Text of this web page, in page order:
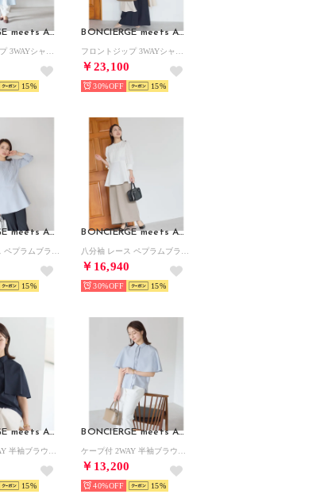
BONCIERGE meets Audire
15
BONCIERGE meets Audire
￥23,100
30% 15
BONCIERGE meets Audire
15
BONCIERGE meets Audire
￥16,940
30% 15
BONCIERGE meets Audire
15
BONCIERGE meets Audire
￥13,200
40% 15